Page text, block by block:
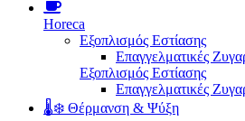
Horeca
Εξοπλισμός Εστίασης
Επαγγελματικές
Εξοπλισμός Εστίασης
Επαγγελματικές
🌡️❄️ Θέρμανση & Ψύξη